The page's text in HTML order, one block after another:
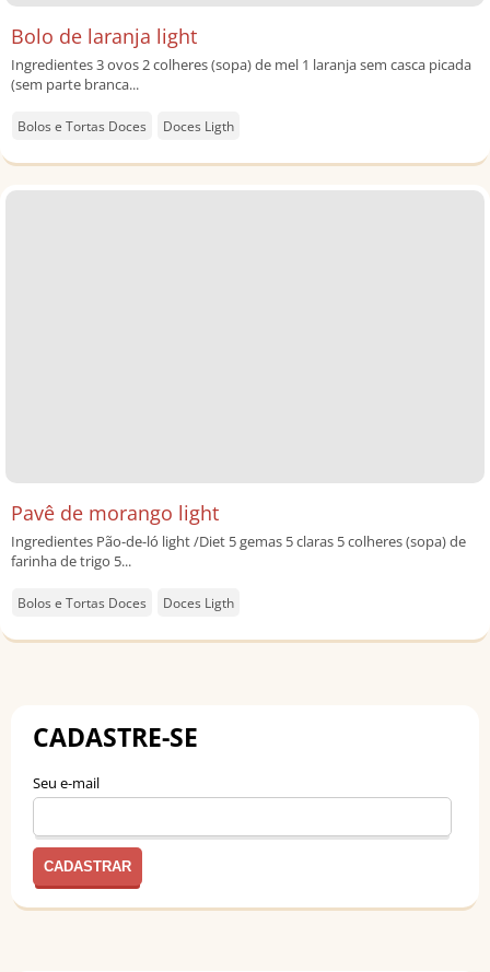
Bolo de laranja light
Ingredientes 3 ovos 2 colheres (sopa) de mel 1 laranja sem casca picada
(sem parte branca...
Bolos e Tortas Doces Doces Ligth
Pavê de morango light
Ingredientes Pão-de-ló light /Diet 5 gemas 5 claras 5 colheres (sopa) de
farinha de trigo 5...
Bolos e Tortas Doces Doces Ligth
CADASTRE-SE
Seu e-mail